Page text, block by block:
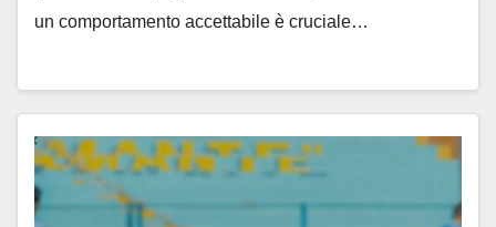
un comportamento accettabile è cruciale…